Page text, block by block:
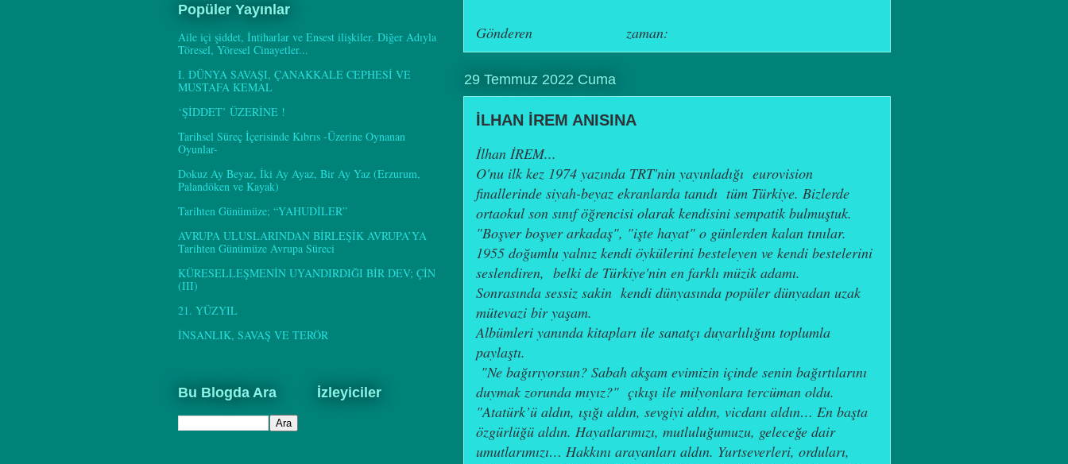
Gönderen zaman:
29 Temmuz 2022 Cuma
İLHAN İREM ANISINA
İlhan İREM...
O'nu ilk kez 1974 yazında TRT'nin yayınladığı eurovision
finallerinde siyah-beyaz ekranlarda tanıdı tüm Türkiye. Bizlerde
ortaokul son sınıf öğrencisi olarak kendisini sempatik bulmuştuk.
"Boşver boşver arkadaş", "işte hayat" o günlerden kalan tınılar.
1955 doğumlu yalnız kendi öykülerini besteleyen ve kendi bestelerini
seslendiren, belki de Türkiye'nin en farklı müzik adamı.
Sonrasında sessiz sakin kendi dünyasında popüler dünyadan uzak
mütevazi bir yaşam.
Albümleri yanında kitapları ile sanatçı duyarlılığını toplumla
paylaştı.
"Ne bağırıyorsun? Sabah akşam evimizin içinde senin bağırtılarını
duymak zorunda mıyız?" çıkışı ile milyonlara tercüman oldu.
"Atatürk’ü aldın, ışığı aldın, sevgiyi aldın, vicdanı aldın… En başta
özgürlüğü aldın. Hayatlarımızı, mutluluğumuzu, geleceğe dair
umutlarımızı… Hakkını arayanları aldın. Yurtseverleri, orduları,
Popüler Yayınlar
Aile içi şiddet, İntiharlar ve Ensest ilişkiler. Diğer Adıyla
Töresel, Yöresel Cinayetler...
I. DÜNYA SAVAŞI, ÇANAKKALE CEPHESİ VE
MUSTAFA KEMAL
‘ŞİDDET’ ÜZERİNE !
Tarihsel Süreç İçerisinde Kıbrıs -Üzerine Oynanan
Oyunlar-
Dokuz Ay Beyaz, İki Ay Ayaz, Bir Ay Yaz (Erzurum,
Palandöken ve Kayak)
Tarihten Günümüze; “YAHUDİLER”
AVRUPA ULUSLARINDAN BİRLEŞİK AVRUPA’YA
Tarihten Günümüze Avrupa Süreci
KÜRESELLEŞMENİN UYANDIRDIĞI BİR DEV; ÇİN
(III)
21. YÜZYIL
İNSANLIK, SAVAŞ VE TERÖR
Bu Blogda Ara İzleyiciler